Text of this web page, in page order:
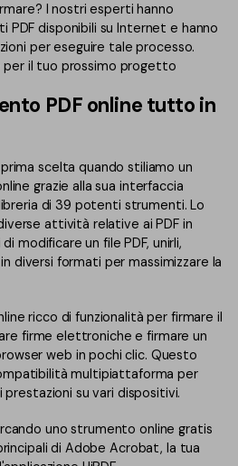
AI
AI
PDF
I nostri esperti hanno
disponibili su Internet e hanno
per eseguire tale processo.
per il tuo prossimo progetto
PDF online tutto in
scelta quando stiliamo un
grazie alla sua interfaccia
di 39 potenti strumenti. Lo
attività relative ai PDF in
modificare un file PDF, unirli,
diversi formati per massimizzare la
ricco di funzionalità per firmare il
firme elettroniche e firmare un
web in pochi clic. Questo
multipiattaforma per
su vari dispositivi.
uno strumento online gratis
di Adobe Acrobat, la tua